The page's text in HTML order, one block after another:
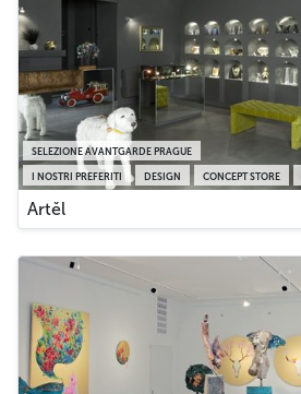
I NOSTRI PREFERITI DESIGN CONCEPT STORE
SELEZIONE AVANTGARDE PRAGUE
Artěl